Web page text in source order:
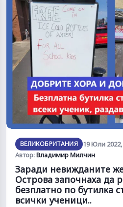
ВЕЛИКОБРИТАНИЯ
19 Юли 2022,
Автор:Владимир Милчин
Заради невижданите
Острова започнаха да
безплатно по бутилка
всички ученици..